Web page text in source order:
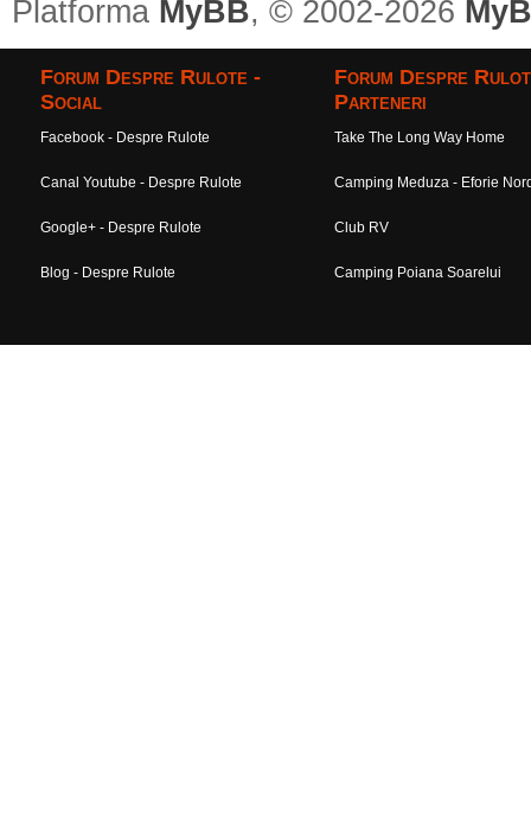
Platforma MyBB, © 2002-2026
Forum Despre Rulote -
Social
Facebook - Despre Rulote
Canal Youtube - Despre Rulote
Google+ - Despre Rulote
Blog - Despre Rulote
Forum Despre
Parteneri
Take The Long Way Home
Camping Meduza - Eforie
Club RV
Camping Poiana Soarelui